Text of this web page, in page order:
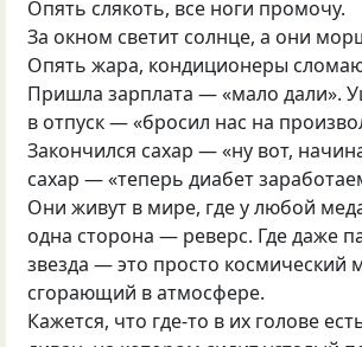
Опять слякоть, все ноги промочу.
За окном светит солнце, а они
Опять жара, кондиционеры
Пришла зарплата — «мало дали».
в отпуск — «бросил нас на
Закончился сахар — «ну вот,
сахар — «теперь диабет
Они живут в мире, где у любой
одна сторона — реверс. Где даже
звезда — это просто космический
сгорающий в атмосфере.
Кажется, что где-то в их голове